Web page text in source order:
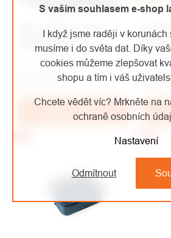
S vaším souhlasem e-shop
I když jsme raději v korunách
musíme i do světa dat. Díky
cookies můžeme zlepšovat
shopu a tím i váš
Chcete vědět víc? Mrkněte na
ochraně osobních
Nastavení
Odmítnout
Rock Empire pytlík
Chalk Bag Owl
Na objednávku
/ ks
Do košíku
Rock
Chalk
Na
599